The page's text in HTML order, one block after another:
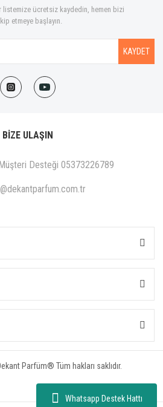
Whatsapp Destek Hattı
listemize ücretsiz kaydedin, hemen bizi
etmeye başlayın.
KAYDET
BİZE ULAŞIN
Desteği 05373226789
Parfüm® Tüm hakları saklıdır.